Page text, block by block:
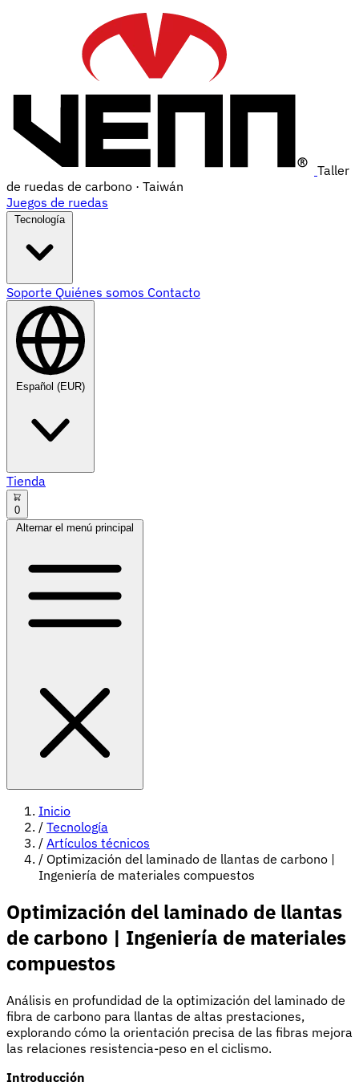
Taller
de ruedas de carbono · Taiwán
Juegos de ruedas
Tecnología
Soporte Quiénes somos Contacto
Tienda
0
Alternar el menú principal
Inicio
/ Tecnología
/ Artículos técnicos
/ Optimización del laminado de llantas de carbono |
Ingeniería de materiales compuestos
Optimización del laminado de llantas
de carbono | Ingeniería de materiales
compuestos
Análisis en profundidad de la optimización del laminado de
fibra de carbono para llantas de altas prestaciones,
explorando cómo la orientación precisa de las fibras mejora
las relaciones resistencia-peso en el ciclismo.
Introducción